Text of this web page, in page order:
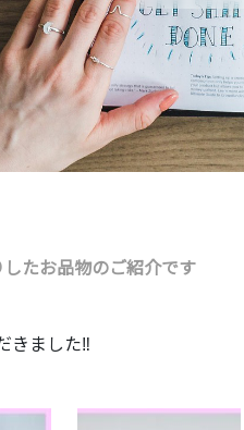
したお品物のご紹介です
きました‼️